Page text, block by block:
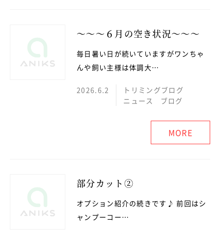
～～～６月の空き状況～～～
毎日暑い日が続いていますがワンちゃ
んや飼い主様は体調大…
2026.6.2
トリミングブログ
ニュース
ブログ
MORE
部分カット②
オプション紹介の続きです♪ 前回はシ
ャンプーコー…